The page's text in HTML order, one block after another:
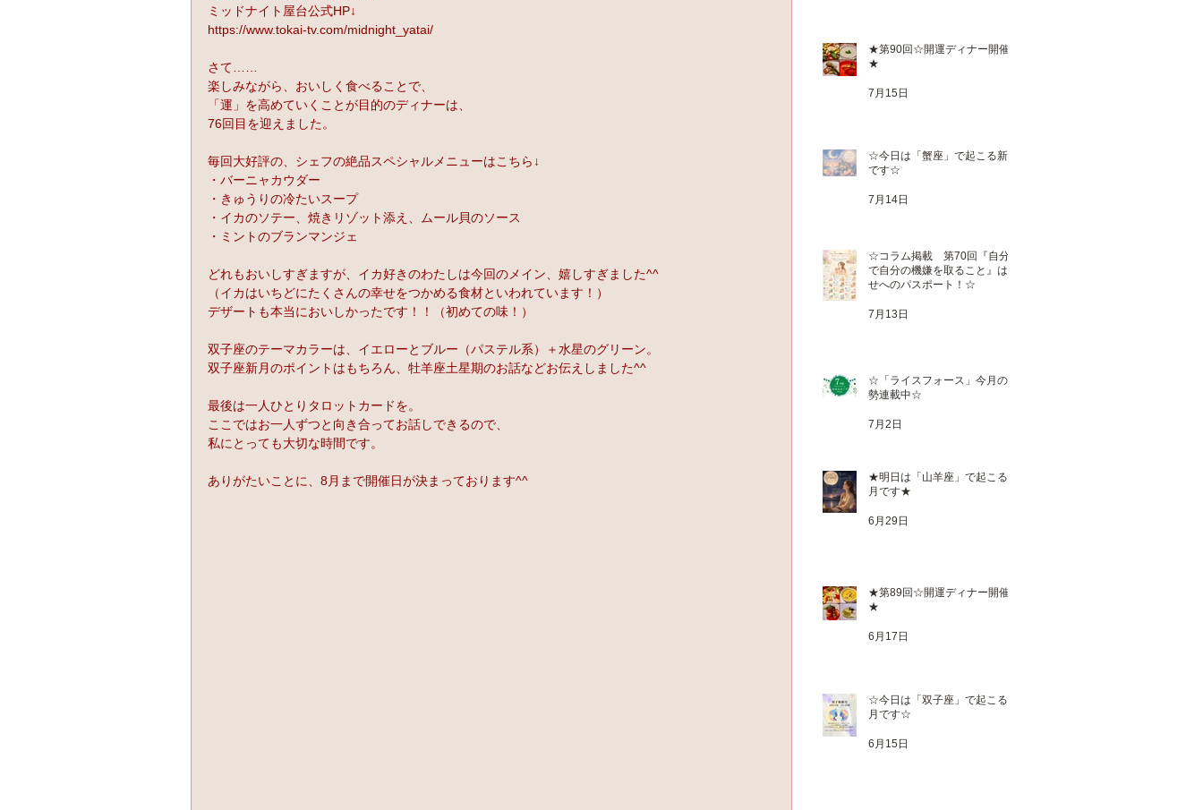
ミッドナイト屋台公式HP↓
https://www.tokai-tv.com/midnight_yatai/
さて……
楽しみながら、おいしく食べることで、
「運」を高めていくことが目的のディナーは、
76回目を迎えました。
毎回大好評の、シェフの絶品スペシャルメニューはこちら↓
・バーニャカウダー
・きゅうりの冷たいスープ
・イカのソテー、焼きリゾット添え、ムール貝のソース
・ミントのブランマンジェ
どれもおいしすぎますが、イカ好きのわたしは今回のメイン、嬉しすぎました^^
（イカはいちどにたくさんの幸せをつかめる食材といわれています！）
デザートも本当においしかったです！！（初めての味！）
双子座のテーマカラーは、イエローとブルー（パステル系）＋水星のグリーン。
双子座新月のポイントはもちろん、牡羊座土星期のお話などお伝えしました^^
最後は一人ひとりタロットカードを。
ここではお一人ずつと向き合ってお話しできるので、
私にとっても大切な時間です。
ありがたいことに、8月まで開催日が決まっております^^
★第90回☆開運ディナー開催
★
7月15日
☆今日は「蟹座」で起こる新月
です☆
7月14日
☆コラム掲載 第70回『自分
で自分の機嫌を取ること』は幸
せへのパスポート！☆
7月13日
☆「ライスフォース」今月の運
勢連載中☆
7月2日
★明日は「山羊座」で起こる満
月です★
6月29日
★第89回☆開運ディナー開催
★
6月17日
☆今日は「双子座」で起こる新
月です☆
6月15日